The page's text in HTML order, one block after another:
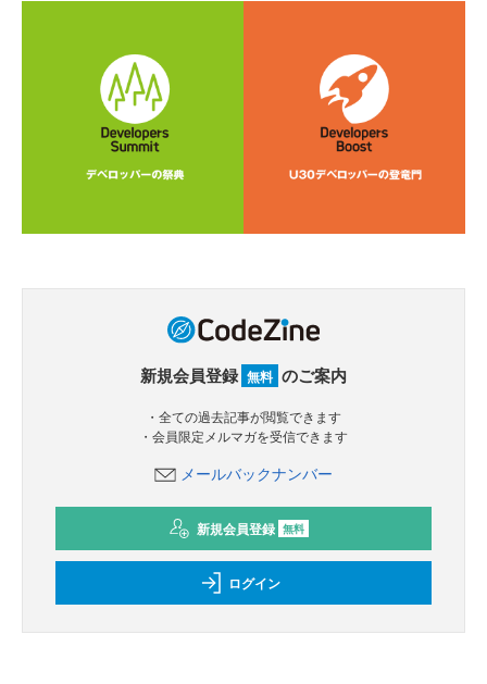
新規会員登録 無料 のご案内
・全ての過去記事が閲覧できます
・会員限定メルマガを受信できます
メールバックナンバー
新規会員登録 無料
ログイン